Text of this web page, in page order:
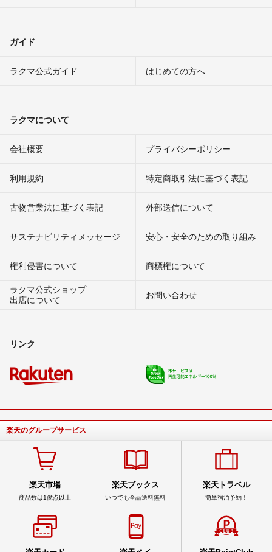
ガイド
ラクマ公式ガイド はじめての方へ
ラクマについて
会社概要 プライバシーポリシー
利用規約 特定商取引法に基づく表記
古物営業法に基づく表記 外部送信について
サステナビリティメッセージ 安心・安全のための取り組み
権利侵害について
商標権について
ラクマ公式ショップ
出店について
お問い合わせ
リンク
楽天のグループサービス
楽天市場
商品数は1億点以上
楽天ブックス
いつでも全品送料無料
楽天トラベル
簡単宿泊予約！